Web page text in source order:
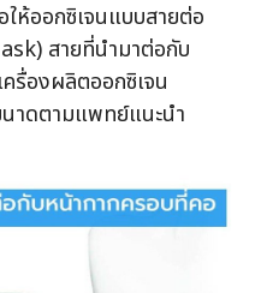
อกซิเจนแบบสายต่อ
สายที่นำมาต่อกับ
รื่องผลิตออกซิเจน
าดตามแพทย์แนะนำ